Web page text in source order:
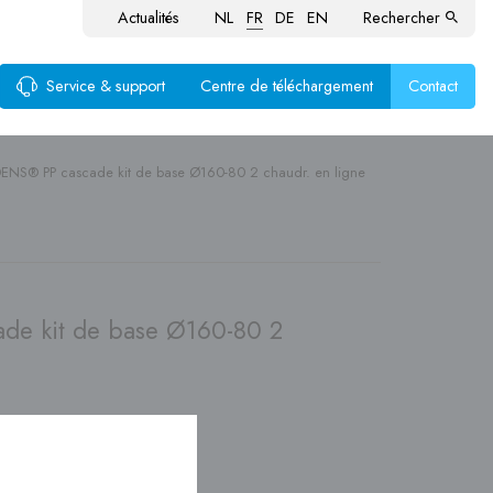
Actualités NL FR DE EN Rechercher
Service & support Centre de téléchargement Contact
PP cascade kit de base Ø160-80 2 chaudr. en ligne
kit de base Ø160-80 2